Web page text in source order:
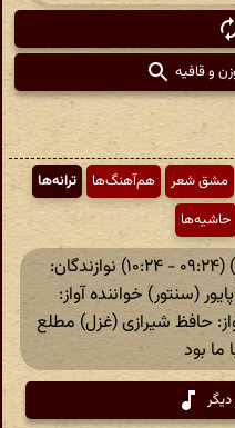
و قافیه
مشق شعر هم‌آهنگ‌ها
ترانه‌ها
حاشیه‌ها
گلهای تازه » شمارهٔ ۱۵۸ » (شور) (۰۹:۲۴ - ۱۰:۲۴) نوازندگان:
رحمت‌ الله بدیعی (‎کمانچه) ; فرامرز پایور (‎سنتور) خواننده آواز:
حافظ شیرازی (غزل) مطلع
ما بود